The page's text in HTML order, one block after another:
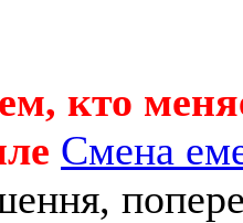
кто
Смена